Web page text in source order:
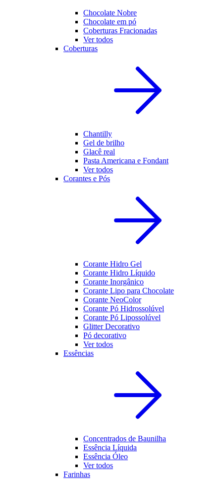
Chocolate Nobre
Chocolate em pó
Coberturas Fracionadas
Ver todos
Coberturas
Chantilly
Gel de brilho
Glacê real
Pasta Americana e Fondant
Ver todos
Corantes e Pós
Corante Hidro Gel
Corante Hidro Líquido
Corante Inorgânico
Corante Lipo para Chocolate
Corante NeoColor
Corante Pó Hidrossolúvel
Corante Pó Lipossolúvel
Glitter Decorativo
Pó decorativo
Ver todos
Essências
Concentrados de Baunilha
Essência Líquida
Essência Óleo
Ver todos
Farinhas